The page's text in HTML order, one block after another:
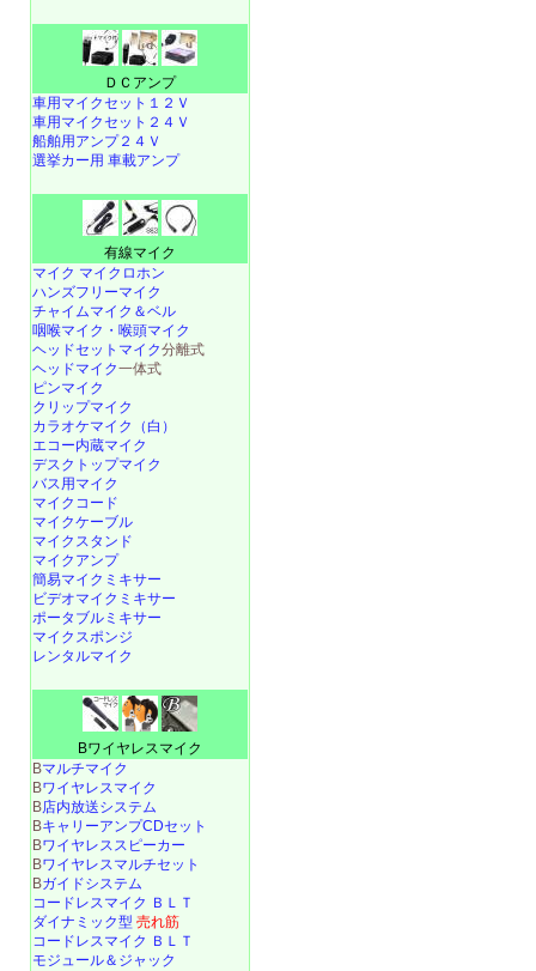
ＤＣアンプ
車用マイクセット１２Ｖ
車用マイクセット２４Ｖ
船舶用アンプ２４Ｖ
選挙カー用 車載アンプ
有線マイク
マイク マイクロホン
ハンズフリーマイク
チャイムマイク＆ベル
咽喉マイク・喉頭マイク
ヘッドセットマイク分離式
ヘッドマイク一体式
ピンマイク
クリップマイク
カラオケマイク（白）
エコー内蔵マイク
デスクトップマイク
バス用マイク
マイクコード
マイクケーブル
マイクスタンド
マイクアンプ
簡易マイクミキサー
ビデオマイクミキサー
ポータブルミキサー
マイクスポンジ
レンタルマイク
Bワイヤレスマイク
Bマルチマイク
Bワイヤレスマイク
B店内放送システム
BキャリーアンプCDセット
Bワイヤレススピーカー
Bワイヤレスマルチセット
Bガイドシステム
コードレスマイク ＢＬＴ
ダイナミック型 売れ筋
コードレスマイク ＢＬＴ
モジュール＆ジャック